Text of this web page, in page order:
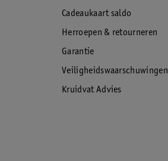
Cadeaukaart saldo
Herroepen & retourneren
Garantie
Veiligheidswaarschuwingen
Kruidvat Advies